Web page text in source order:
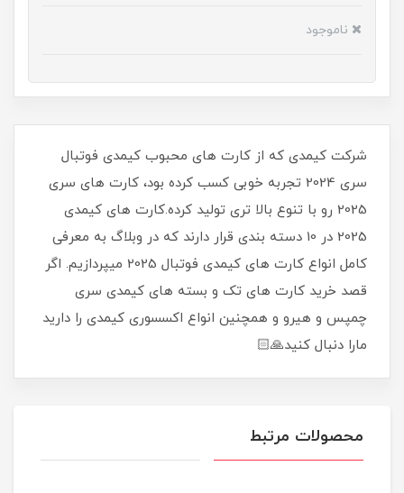
ناموجود
شرکت کیمدی که از کارت های محبوب کیمدی فوتبال
سری 2024 تجربه خوبی کسب کرده بود، کارت های سری
2025 رو با تنوع بالا تری تولید کرده.کارت های کیمدی
2025 در 10 دسته بندی قرار دارند که در وبلاگ به معرفی
کامل انواع کارت های کیمدی فوتبال 2025 میپردازیم. اگر
قصد خرید کارت های تک و بسته های کیمدی سری
چمپس و هیرو و همچنین انواع اکسسوری کیمدی را دارید
مارا دنبال کنید🙏🏻
محصولات مرتبط